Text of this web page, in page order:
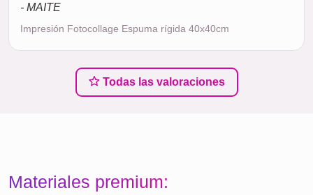
- MAITE
Impresión Fotocollage Espuma rígida 40x40cm
Todas las valoraciones
Materiales premium: